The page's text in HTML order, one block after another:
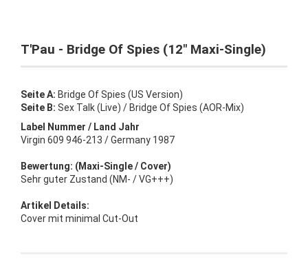
T'Pau - Bridge Of Spies (12" Maxi-Single)
Seite A: Bridge Of Spies (US Version)
Seite B: Sex Talk (Live) / Bridge Of Spies (AOR-Mix)
Label Nummer / Land Jahr
Virgin 609 946-213 / Germany 1987
Bewertung: (Maxi-Single / Cover)
Sehr guter Zustand (NM- / VG+++)
Artikel Details:
Cover mit minimal Cut-Out